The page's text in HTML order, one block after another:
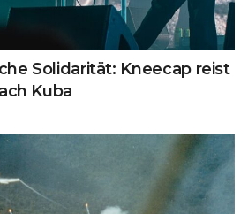
Solidarität: Kneecap reist
Kuba